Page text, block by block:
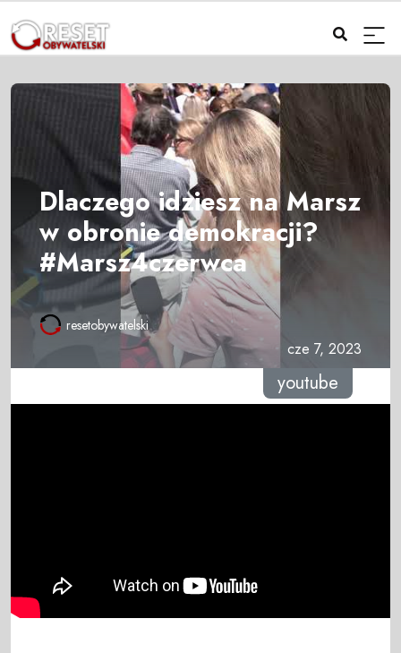
Dlaczego idziesz na Marsz
w obronie demokracji?
#Marsz4czerwca
resetobywatelski
cze 7, 2023
youtube